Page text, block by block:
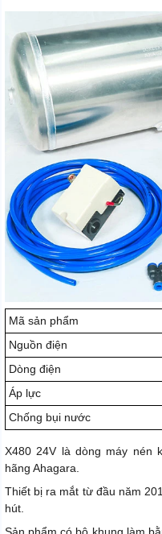
Mã sản phẩm
Nguồn điện
Dòng điện
Áp lực
Chống bụi nước
X480 24V là dòng máy nén
hãng Ahagara.
Thiết bị ra mắt từ đầu năm
hút.